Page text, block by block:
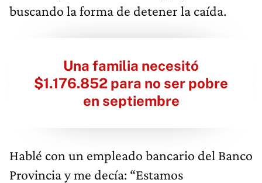
buscando la forma de detener la caída.
Una familia necesitó
$1.176.852 para no ser pobre
en septiembre
Hablé con un empleado bancario del Banco
Provincia y me decía: “Estamos